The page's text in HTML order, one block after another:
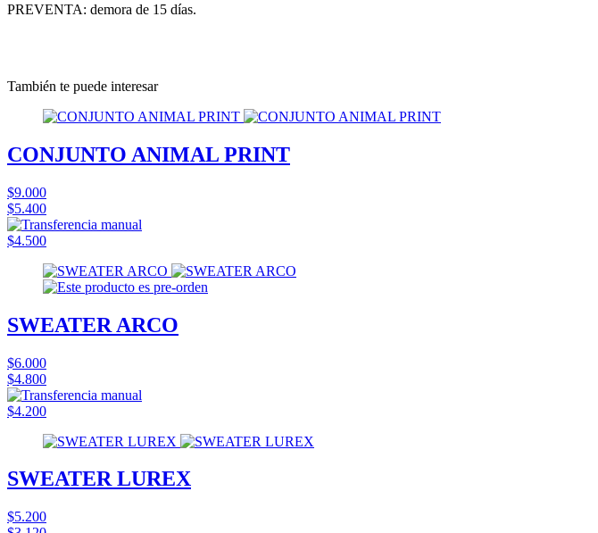
PREVENTA: demora de 15 días.
También te puede interesar
CONJUNTO ANIMAL PRINT
$9.000
$5.400
$4.500
SWEATER ARCO
$6.000
$4.800
$4.200
SWEATER LUREX
$5.200